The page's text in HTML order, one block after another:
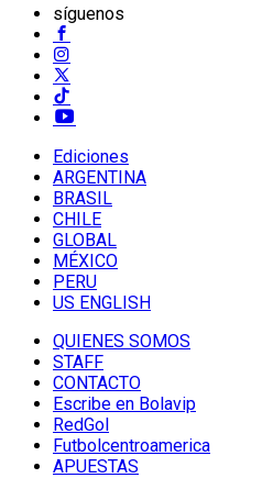
síguenos
Ediciones
ARGENTINA
BRASIL
CHILE
GLOBAL
MÉXICO
PERU
US ENGLISH
QUIENES SOMOS
STAFF
CONTACTO
Escribe en Bolavip
RedGol
Futbolcentroamerica
APUESTAS